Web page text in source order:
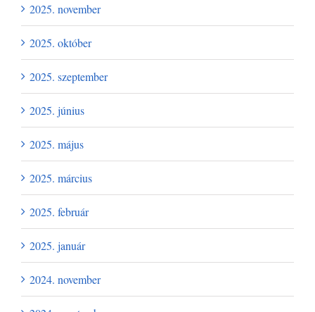
2025. november
2025. október
2025. szeptember
2025. június
2025. május
2025. március
2025. február
2025. január
2024. november